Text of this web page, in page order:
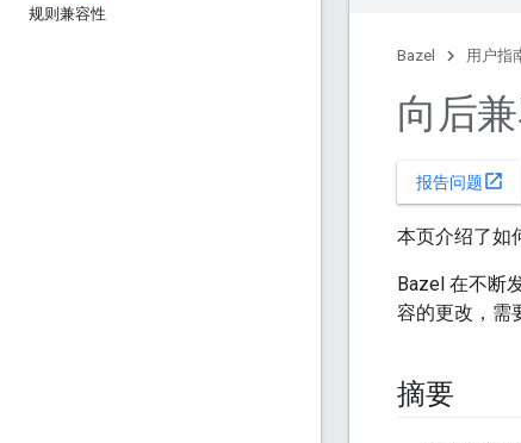
规则兼容性
Bazel 用户指
向后
报告问题open_in_new
本页介绍了如
Bazel 在不断
容的更改，需
摘要